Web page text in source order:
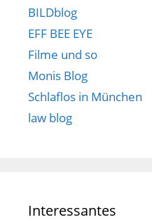
BILDblog
EFF BEE EYE
Filme und so
Monis Blog
Schlaflos in München
law blog
Interessantes